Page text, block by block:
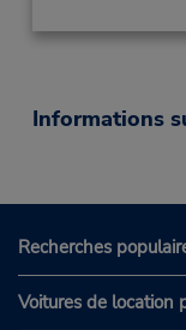
Informations
Recherches
Voitures de location